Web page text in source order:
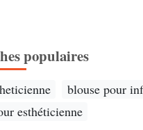
populaires
blouse pour
esthéticienne